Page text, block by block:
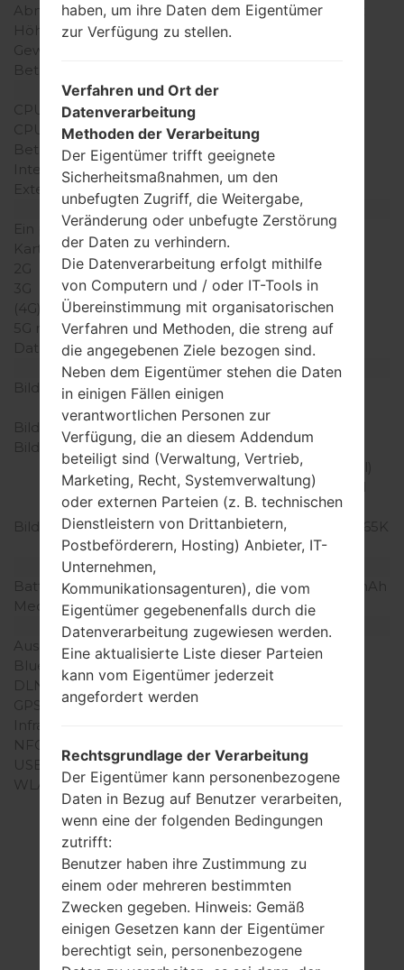
Abmessungen (Breite /
Höhe)
84 x 61millimeter (3.30 x
2.40 Zoll)
Gewicht
Betriebssystem
Ausrüstung
CPU
CPU-Kerne
-
Betriebsgedächtnis
Interner Speicher
80MB
Externer Speicher
MicroSD
Netzwerk und Daten
Ein paar Plätze für SIM-
Karten
1 Mini-SIM
2G
-
3G
-
(4G) LTE
-
5G network
-
Daten
-
Anzeige
Bildschirmgröße
2.4 in (Primary), 1.3 in
(Secondary)
Bildschirmtyp
2 x TFT
Bildschirmerweiterung
240 x 320 Pixel (~167
Dichte der Pixel pro Zoll)
(Primary), 128 x 160 Pixel
(Secondary)
Bildschirmfarben
256K Farben (Primary), 65K
Farben (Secondary)
Batterie und Tastatur
Batteriekapazität
entfernbar Li-Ion 900 mAh
Mechanische Tastatur
Ja, QWERTY
Interfaces
Ausgabe für Audio
-
Bluetooth
Version 2.1, EDR
DLNA
Nein
GPS
Infrarotanschluss
NFC
USB
Micro-USB 1.1
WLAN
-
Firmware
LGLX600(LGLX600)
akaLG Lotus
haben, um ihre Daten dem Eigentümer
zur Verfügung zu stellen.
Verfahren und Ort der
Datenverarbeitung
Methoden der Verarbeitung
Der Eigentümer trifft geeignete
Sicherheitsmaßnahmen, um den
unbefugten Zugriff, die Weitergabe,
Veränderung oder unbefugte Zerstörung
der Daten zu verhindern.
Die Datenverarbeitung erfolgt mithilfe
von Computern und / oder IT-Tools in
Übereinstimmung mit organisatorischen
Verfahren und Methoden, die streng auf
die angegebenen Ziele bezogen sind.
Neben dem Eigentümer stehen die Daten
in einigen Fällen einigen
verantwortlichen Personen zur
Verfügung, die an diesem Addendum
beteiligt sind (Verwaltung, Vertrieb,
Marketing, Recht, Systemverwaltung)
oder externen Parteien (z. B. technischen
Dienstleistern von Drittanbietern,
Postbeförderern, Hosting) Anbieter, IT-
Unternehmen,
Kommunikationsagenturen), die vom
Eigentümer gegebenenfalls durch die
Datenverarbeitung zugewiesen werden.
Eine aktualisierte Liste dieser Parteien
kann vom Eigentümer jederzeit
angefordert werden
Rechtsgrundlage der Verarbeitung
Der Eigentümer kann personenbezogene
Daten in Bezug auf Benutzer verarbeiten,
wenn eine der folgenden Bedingungen
zutrifft:
Benutzer haben ihre Zustimmung zu
einem oder mehreren bestimmten
Zwecken gegeben. Hinweis: Gemäß
einigen Gesetzen kann der Eigentümer
berechtigt sein, personenbezogene